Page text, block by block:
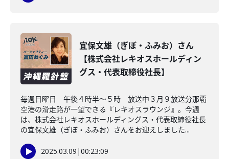
宜保文雄（ぎぼ・ふみお）さん
【株式会社レキオスホールディン
グス・代表取締役社長】
毎週日曜日 午後４時半～５時 放送中３月９放送分那覇
空港の滑走路が一望できる『レキオスラウンジ』。今週
は、株式会社レキオスホールディングス・代表取締役社長
の宜保文雄（ぎぼ・ふみお）さんをお迎えしました...
2025.03.09 |00:23:09